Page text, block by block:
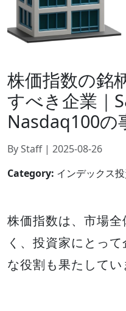
株価指数の銘
すべき企業｜
Nasdaq100の
By Staff | 2025-08-26
Category: インデックス
株価指数は、市場
く、投資家にとっ
な役割も果たしてい